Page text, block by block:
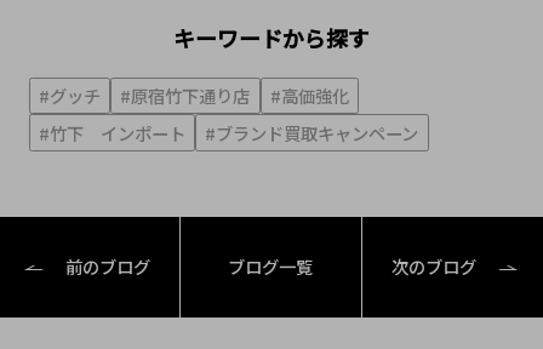
キーワードから探す
#グッチ #原宿竹下通り店
#高価強化
#竹下 インポート
#ブランド買取キャンペーン
前のブログ ブログ一覧 次のブログ